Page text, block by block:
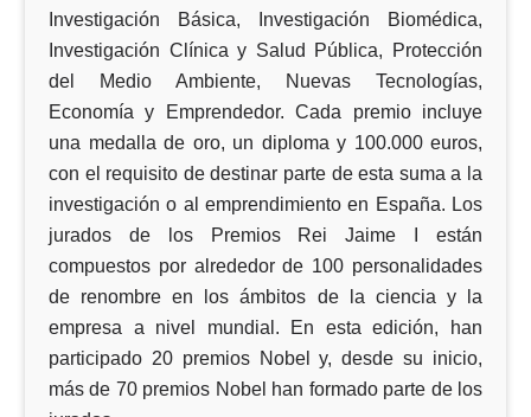
Investigación Básica, Investigación Biomédica,
Investigación Clínica y Salud Pública, Protección
del Medio Ambiente, Nuevas Tecnologías,
Economía y Emprendedor. Cada premio incluye
una medalla de oro, un diploma y 100.000 euros,
con el requisito de destinar parte de esta suma a la
investigación o al emprendimiento en España. Los
jurados de los Premios Rei Jaime I están
compuestos por alrededor de 100 personalidades
de renombre en los ámbitos de la ciencia y la
empresa a nivel mundial. En esta edición, han
participado 20 premios Nobel y, desde su inicio,
más de 70 premios Nobel han formado parte de los